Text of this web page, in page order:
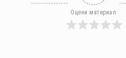
Оцени материал